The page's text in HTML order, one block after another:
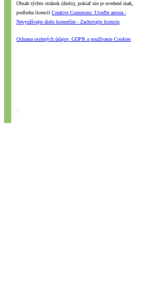
Obsah týchto stránok (dielo), pokiaľ nie je uvedené inak,
podlieha licencii Creative Commons: Uveďte autora -
Nevyužívajte dielo komerčne - Zachovajte licenciu
Ochrana osobných údajov, GDPR a používanie Cookies